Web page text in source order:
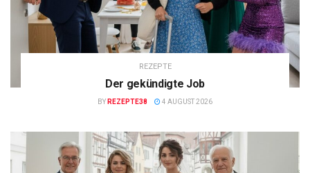
REZEPTE
Der gekündigte Job
BY REZEPTE38 4 AUGUST 2026